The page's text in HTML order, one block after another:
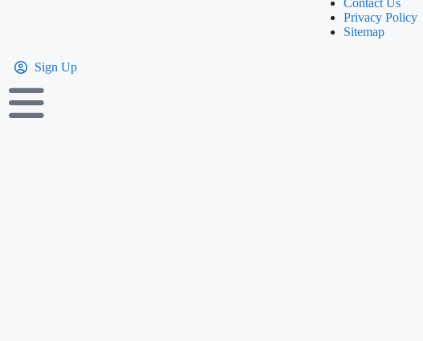
Contact Us
Privacy Policy
Sitemap
Sign Up